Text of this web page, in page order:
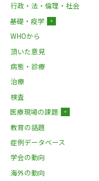
行政・法・倫理・社会
基礎・疫学
＋
WHOから
頂いた意見
病態・診療
治療
検査
医療現場の課題
＋
教育の話題
症例データベース
学会の動向
海外の動向